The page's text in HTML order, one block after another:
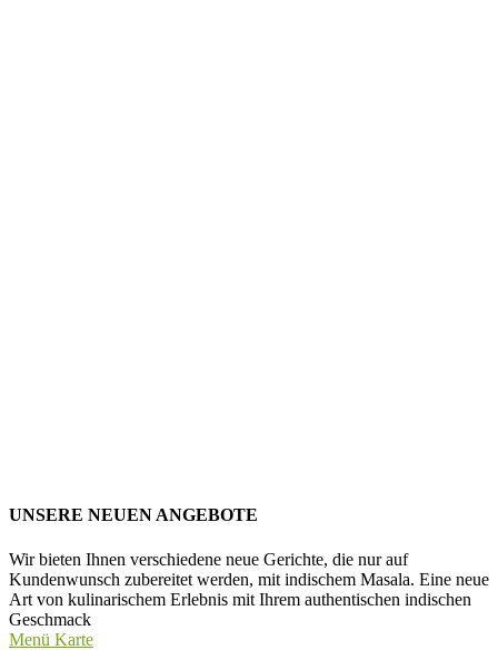
UNSERE NEUEN ANGEBOTE
Wir bieten Ihnen verschiedene neue Gerichte, die nur auf
Kundenwunsch zubereitet werden, mit indischem Masala. Eine neue
Art von kulinarischem Erlebnis mit Ihrem authentischen indischen
Geschmack
Menü Karte